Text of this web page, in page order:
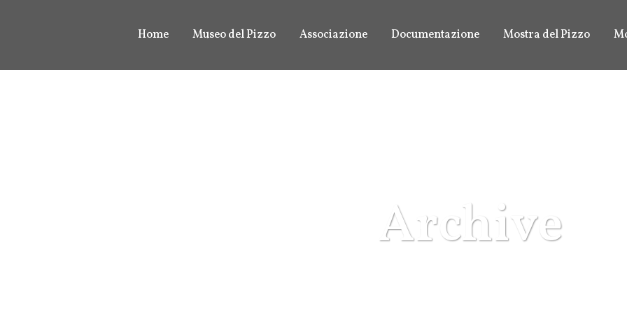
Home Museo del Pizzo Associazione Documentazione Mostra del Pizzo
Archive